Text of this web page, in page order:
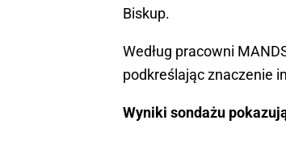
Biskup.
Według pracowni
podkreślając znaczenie
Wyniki sondażu